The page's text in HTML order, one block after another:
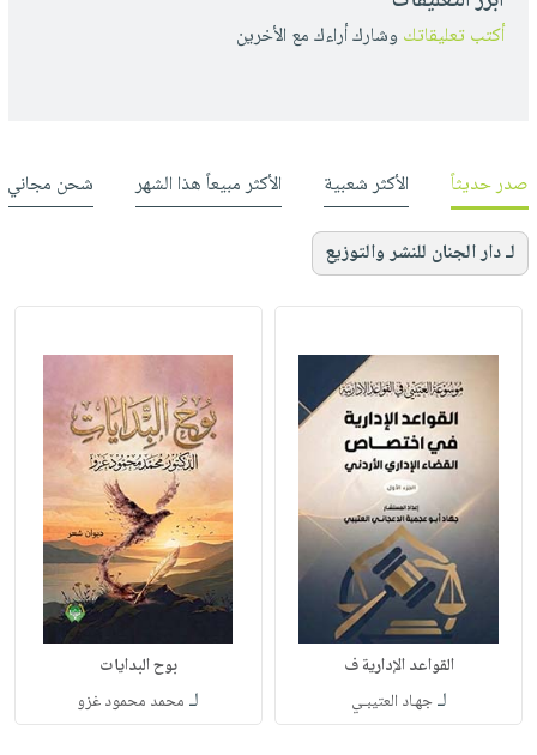
أكتب تعليقاتك وشارك أراءك مع الأخرين
صدر حديثاً الأكثر شعبية الأكثر مبيعاً هذا الشهر شحن مجاني
لـ دار الجنان للنشر والتوزيع
القواعد الإدارية ف
لـجهـاد العتيبـي
بوح البدايات
لـ محمد محمود غزو